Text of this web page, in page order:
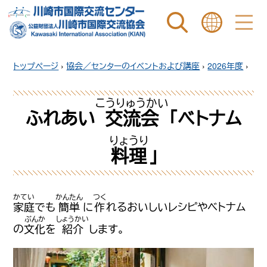
ページ内を検索
ことば
トップページ › 協会／センターのイベントおよび講座 › 2026年度 ›
ふれあい 交流会 「ベトナム
料理」
家庭でも 簡単 に作れるおいしいレシピやベトナム
の文化を 紹介 します。